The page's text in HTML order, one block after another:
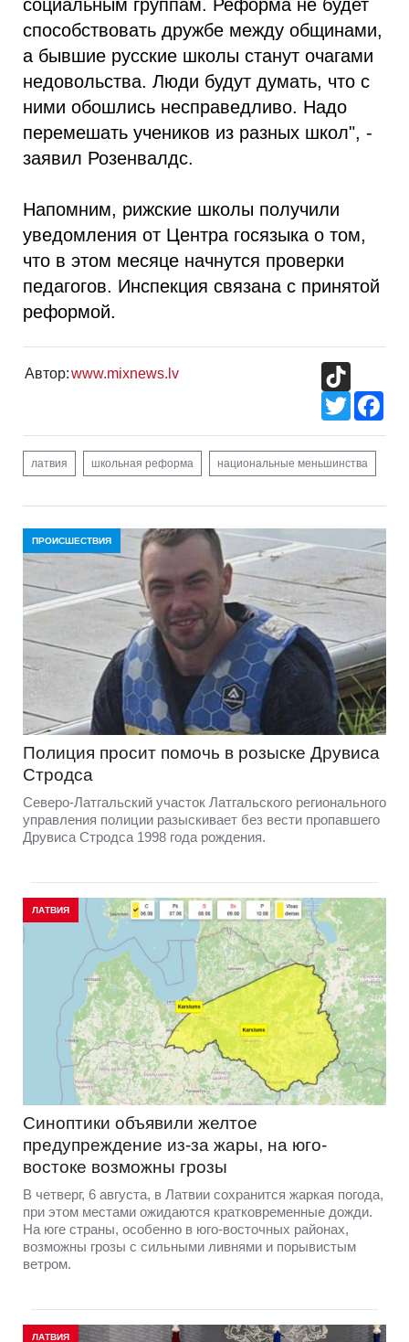
социальным группам. Реформа не будет
способствовать дружбе между общинами,
а бывшие русские школы станут очагами
недовольства. Люди будут думать, что с
ними обошлись несправедливо. Надо
перемешать учеников из разных школ", -
заявил Розенвалдс.
Напомним, рижские школы получили
уведомления от Центра госязыка о том,
что в этом месяце начнутся проверки
педагогов. Инспекция связана с принятой
реформой.
Автор:www.mixnews.lv
Twitter
латвия школьная реформа национальные меньшинства
ПРОИСШЕСТВИЯ
Полиция просит помочь в розыске Друвиса
Стродса
Северо-Латгальский участок Латгальского регионального
управления полиции разыскивает без вести пропавшего
Друвиса Стродса 1998 года рождения.
ЛАТВИЯ
Синоптики объявили желтое
предупреждение из-за жары, на юго-
востоке возможны грозы
В четверг, 6 августа, в Латвии сохранится жаркая погода,
при этом местами ожидаются кратковременные дожди.
На юге страны, особенно в юго-восточных районах,
возможны грозы с сильными ливнями и порывистым
ветром.
ЛАТВИЯ